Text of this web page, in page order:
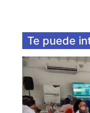
Te puede